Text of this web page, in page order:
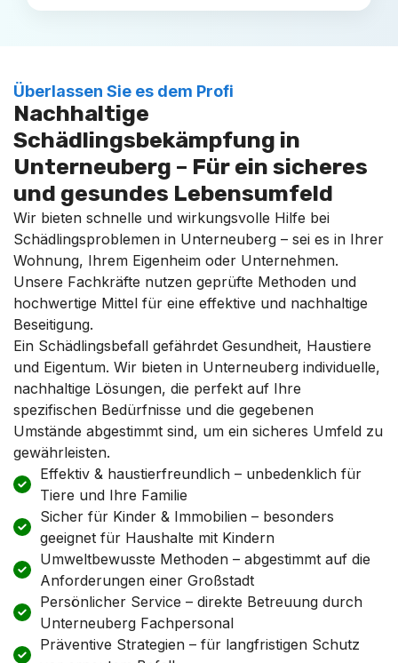
Überlassen Sie es dem Profi
Nachhaltige
Schädlingsbekämpfung in
Unterneuberg – Für ein sicheres
und gesundes Lebensumfeld
Wir bieten schnelle und wirkungsvolle Hilfe bei
Schädlingsproblemen in Unterneuberg – sei es in Ihrer
Wohnung, Ihrem Eigenheim oder Unternehmen.
Unsere Fachkräfte nutzen geprüfte Methoden und
hochwertige Mittel für eine effektive und nachhaltige
Beseitigung.
Ein Schädlingsbefall gefährdet Gesundheit, Haustiere
und Eigentum. Wir bieten in Unterneuberg individuelle,
nachhaltige Lösungen, die perfekt auf Ihre
spezifischen Bedürfnisse und die gegebenen
Umstände abgestimmt sind, um ein sicheres Umfeld zu
gewährleisten.
Effektiv & haustierfreundlich – unbedenklich für
Tiere und Ihre Familie
Sicher für Kinder & Immobilien – besonders
geeignet für Haushalte mit Kindern
Umweltbewusste Methoden – abgestimmt auf die
Anforderungen einer Großstadt
Persönlicher Service – direkte Betreuung durch
Unterneuberg Fachpersonal
Präventive Strategien – für langfristigen Schutz